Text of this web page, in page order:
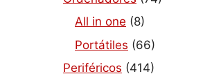
All in one (8)
Portátiles (66)
Periféricos (414)